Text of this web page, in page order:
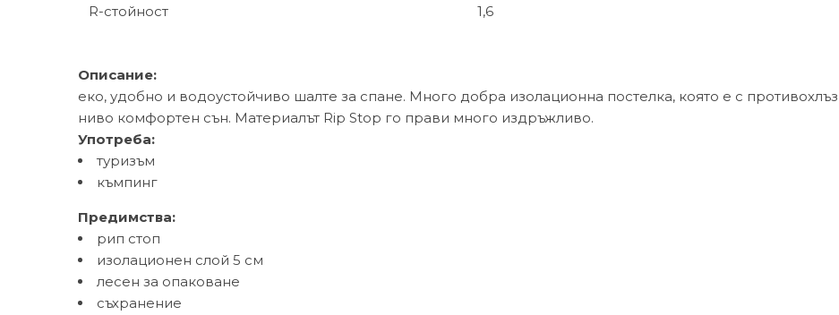
R-стойност 1,6
Описание:
еко, удобно и водоустойчиво шалте за спане. Много добра изолационна постелка, която е с
ниво комфортен сън. Материалът Rip Stop го прави много издръжливо.
Употреба:
туризъм
къмпинг
Предимства:
рип стоп
изолационен слой 5 см
лесен за опаковане
съхранение